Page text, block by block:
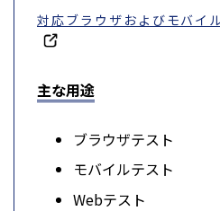
対応ブラウザおよびモバイ
主な用途
ブラウザテスト
モバイルテスト
Webテスト